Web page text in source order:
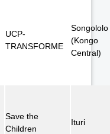
UCP-
TRANSFORME
Songololo
(Kongo
Central)
Save the
Children
Ituri